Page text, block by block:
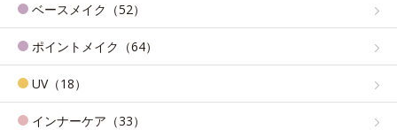
ベースメイク（52）
ポイントメイク（64）
UV（18）
インナーケア（33）